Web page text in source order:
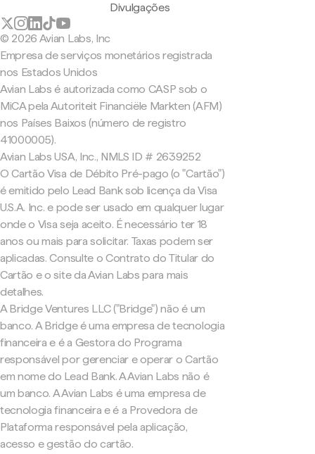
Divulgações
© 2026 Avian Labs, Inc
Empresa de serviços monetários registrada
nos Estados Unidos
Avian Labs é autorizada como CASP sob o
MiCA pela Autoriteit Financiële Markten (AFM)
nos Países Baixos (número de registro
41000005).
Avian Labs USA, Inc., NMLS ID # 2639252
O Cartão Visa de Débito Pré-pago (o "Cartão")
é emitido pelo Lead Bank sob licença da Visa
U.S.A. Inc. e pode ser usado em qualquer lugar
onde o Visa seja aceito. É necessário ter 18
anos ou mais para solicitar. Taxas podem ser
aplicadas. Consulte o Contrato do Titular do
Cartão e o site da Avian Labs para mais
detalhes.
A Bridge Ventures LLC ("Bridge") não é um
banco. A Bridge é uma empresa de tecnologia
financeira e é a Gestora do Programa
responsável por gerenciar e operar o Cartão
em nome do Lead Bank. A Avian Labs não é
um banco. A Avian Labs é uma empresa de
tecnologia financeira e é a Provedora de
Plataforma responsável pela aplicação,
acesso e gestão do cartão.